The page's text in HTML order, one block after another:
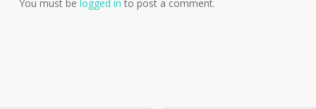
You must be logged in to post a comment.